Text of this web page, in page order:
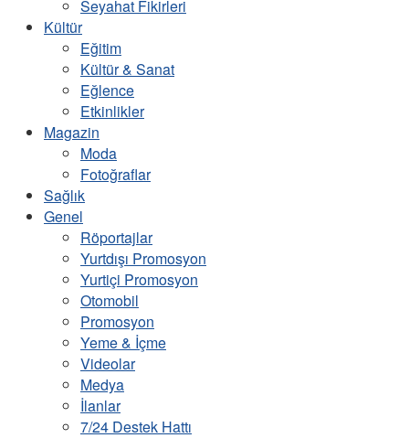
Seyahat Fikirleri
Kültür
Eğitim
Kültür & Sanat
Eğlence
Etkinlikler
Magazin
Moda
Fotoğraflar
Sağlık
Genel
Röportajlar
Yurtdışı Promosyon
Yurtiçi Promosyon
Otomobil
Promosyon
Yeme & İçme
Videolar
Medya
İlanlar
7/24 Destek Hattı